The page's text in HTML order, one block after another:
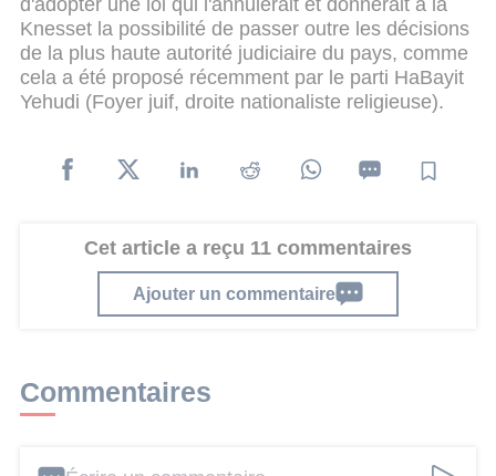
d'adopter une loi qui l'annulerait et donnerait à la
Knesset la possibilité de passer outre les décisions
de la plus haute autorité judiciaire du pays, comme
cela a été proposé récemment par le parti HaBayit
Yehudi (Foyer juif, droite nationaliste religieuse).
Cet article a reçu 11 commentaires
Ajouter un commentaire
Commentaires